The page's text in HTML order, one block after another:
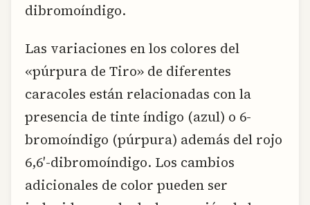
dibromoíndigo.
Las variaciones en los colores del
«púrpura de Tiro» de diferentes
caracoles están relacionadas con la
presencia de tinte índigo (azul) o 6-
bromoíndigo (púrpura) además del rojo
6,6′-dibromoíndigo. Los cambios
adicionales de color pueden ser